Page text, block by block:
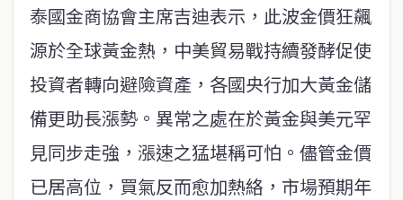
泰國金商協會主席吉迪表示，此波金價狂飆
源於全球黃金熱，中美貿易戰持續發酵促使
投資者轉向避險資產，各國央行加大黃金儲
備更助長漲勢。異常之處在於黃金與美元罕
見同步走強，漲速之猛堪稱可怕。儘管金價
已居高位，買氣反而愈加熱絡，市場預期年